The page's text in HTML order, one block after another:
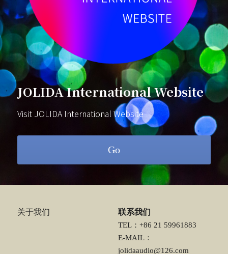
JOLIDA International Website
Visit JOLIDA International Website
Go
关于我们 联系我们
TEL：+86 21 59961883
E-MAIL：
jolidaaudio@126.com